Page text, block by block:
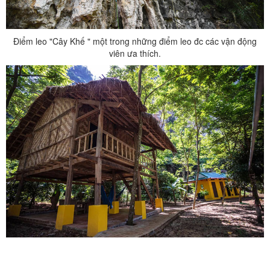
Điểm leo "Cây Khế " một trong những điểm leo đc các vận động
viên ưa thích.